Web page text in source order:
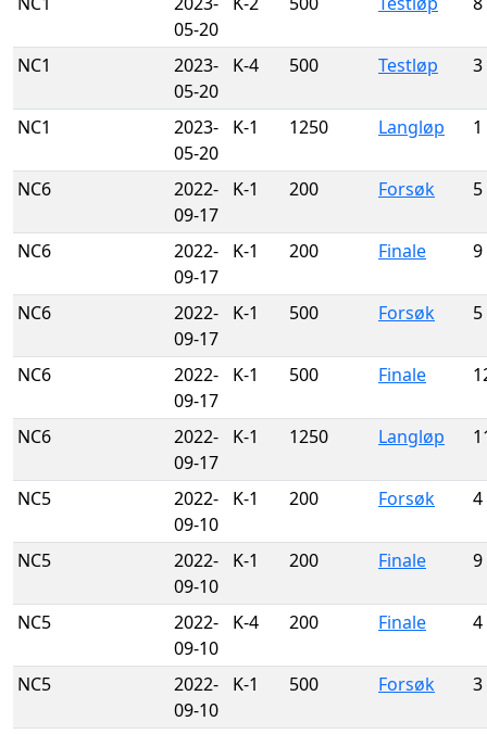
05-20
NC1
2023-
05-20
K-4 500 Testløp 3
NC1
2023-
05-20
K-1 1250 Langløp 1
NC6
2022-
09-17
K-1 200 Forsøk 5
NC6
2022-
09-17
K-1 200 Finale 9
NC6
2022-
09-17
K-1 500 Forsøk 5
NC6
2022-
09-17
K-1 500 Finale
NC6
2022-
09-17
K-1 1250 Langløp
NC5
2022-
09-10
K-1 200 Forsøk 4
NC5
2022-
09-10
K-1 200 Finale 9
NC5
2022-
09-10
K-4 200 Finale 4
NC5
2022-
09-10
K-1 500 Forsøk 3